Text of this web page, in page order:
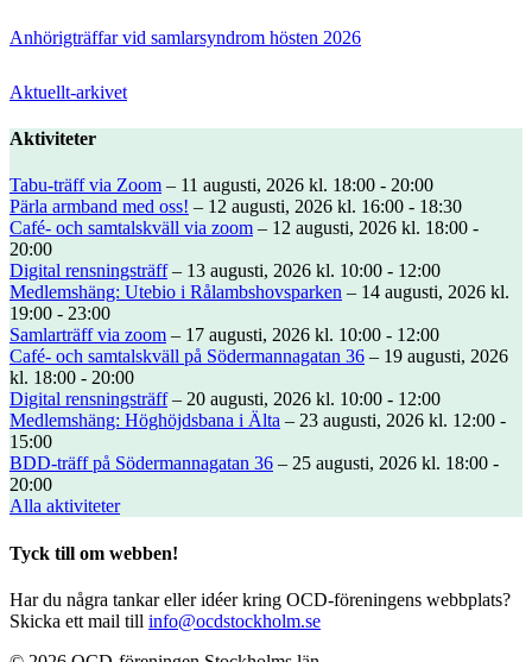
Anhörigträffar vid samlarsyndrom hösten 2026
Aktuellt-arkivet
Aktiviteter
Tabu-träff via Zoom – 11 augusti, 2026 kl. 18:00 - 20:00
Pärla armband med oss! – 12 augusti, 2026 kl. 16:00 - 18:30
Café- och samtalskväll via zoom – 12 augusti, 2026 kl. 18:00 -
20:00
Digital rensningsträff– 13 augusti, 2026 kl. 10:00 - 12:00
Medlemshäng: Utebio i Rålambshovsparken – 14 augusti, 2026 kl.
19:00 - 23:00
Samlarträff via zoom – 17 augusti, 2026 kl. 10:00 - 12:00
Café- och samtalskväll på Södermannagatan 36 – 19 augusti, 2026
kl. 18:00 - 20:00
Digital rensningsträff– 20 augusti, 2026 kl. 10:00 - 12:00
Medlemshäng: Höghöjdsbana i Älta – 23 augusti, 2026 kl. 12:00 -
15:00
BDD-träff på Södermannagatan 36 – 25 augusti, 2026 kl. 18:00 -
20:00
Alla aktiviteter
Tyck till om webben!
Har du några tankar eller idéer kring OCD-föreningens webbplats?
Skicka ett mail till info@ocdstockholm.se